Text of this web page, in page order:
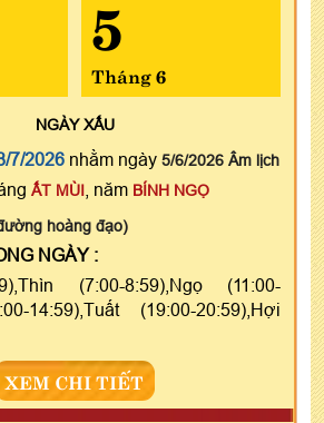
5
Tháng 6
NGÀYXẤU
7/2026 nhằm ngày 5/6/2026 Âm lịch
ẤT MÙI , năm BÍNH NGỌ
hoàng đạo)
NGÀY :
(7:00-8:59),Ngọ (11:00-
14:59),Tuất (19:00-20:59),Hợi
XEM CHI TIẾT